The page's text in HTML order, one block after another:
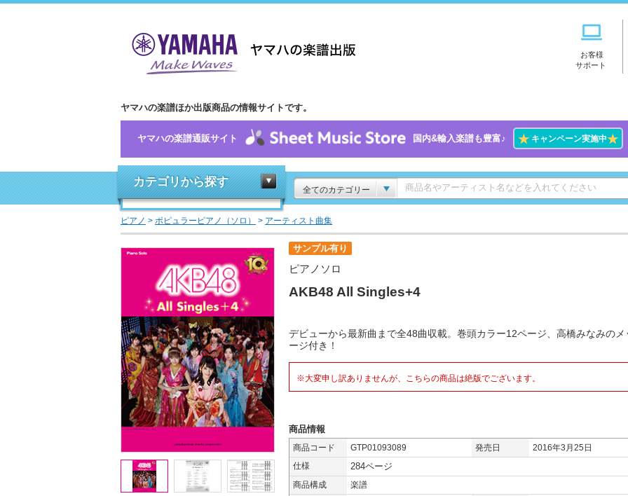
お客様
サポート
ヤマハの楽譜ほか出版商品の情報サイトです。
ヤマハの楽譜通販サイト 国内&輸入楽譜も豊富♪ ★キャンペーン実施中★
カテゴリから探す
全てのカテゴリー
ピアノ > ポピュラーピアノ（ソロ） > アーティスト曲集
サンプル有り
ピアノソロ
AKB48 All Singles+4
デビューから最新曲まで全48曲収載。巻頭カラー12ページ、高橋みなみのメ
ージ付き！
※大変申し訳ありませんが、こちらの商品は絶版でございます。
商品情報
商品コード GTP01093089 発売日
2016年3月25日
仕様
284ページ
商品構成
楽譜